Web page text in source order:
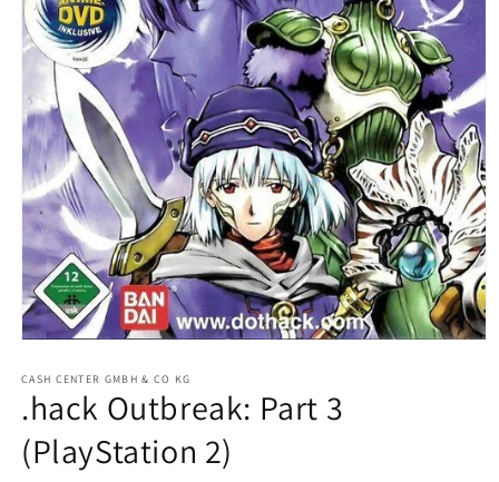
in
Modal
öffnen
CASH CENTER GMBH & CO KG
.hack Outbreak: Part 3
(PlayStation 2)